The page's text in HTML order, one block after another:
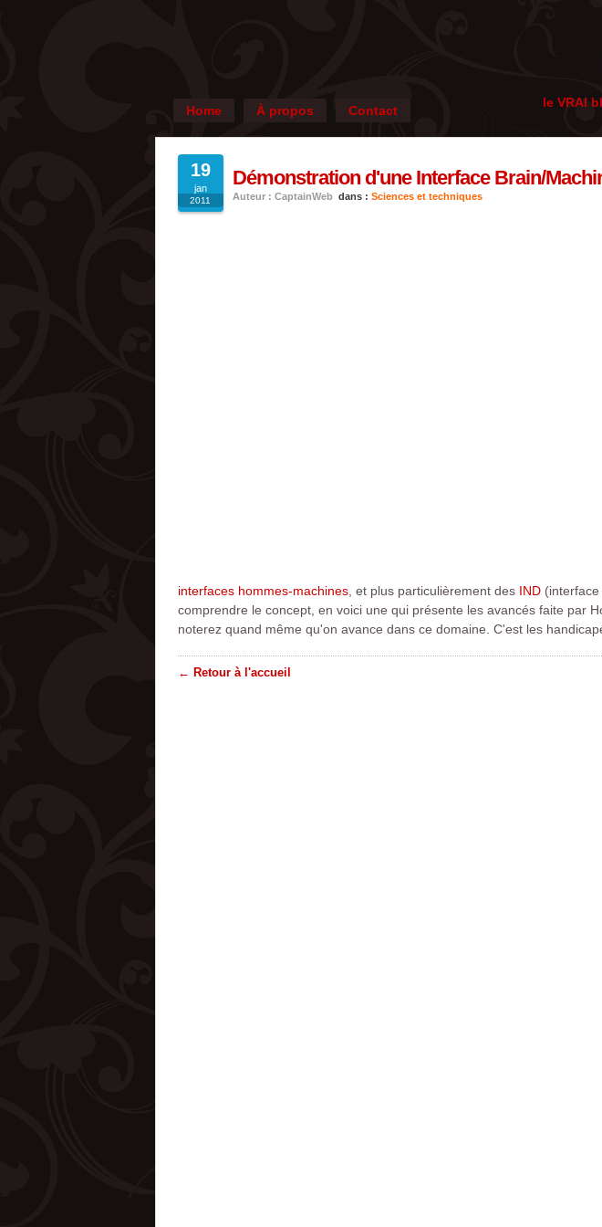
le VRAI
Home À propos Contact
19
jan
2011
Démonstration d'une Interface Brain/
Auteur : CaptainWeb dans : Sciences et techniques
interfaces hommes-machines, et plus particulièrement des IND(interface
comprendre le concept, en voici une qui présente les avancés faite par
noterez quand même qu'on avance dans ce domaine. C'est les
← Retour à l'accueil